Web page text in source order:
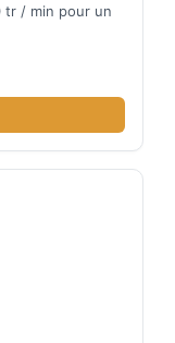
tr / min pour un